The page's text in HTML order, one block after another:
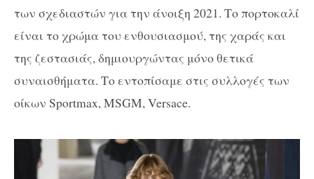
των σχεδιαστών για την άνοιξη 2021. Το πορτοκαλί
είναι το χρώμα του ενθουσιασμού, της χαράς και
της ζεστασιάς, δημιουργώντας μόνο θετικά
συναισθήματα. Το εντοπίσαμε στις συλλογές των
οίκων Sportmax, MSGM, Versace.